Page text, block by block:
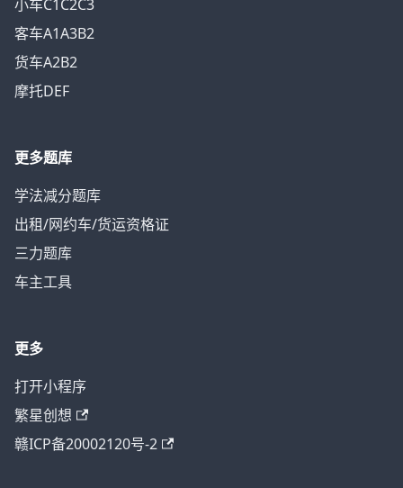
小车C1C2C3
客车A1A3B2
货车A2B2
摩托DEF
更多题库
学法减分题库
出租/网约车/货运资格证
三力题库
车主工具
更多
打开小程序
繁星创想
赣ICP备20002120号-2